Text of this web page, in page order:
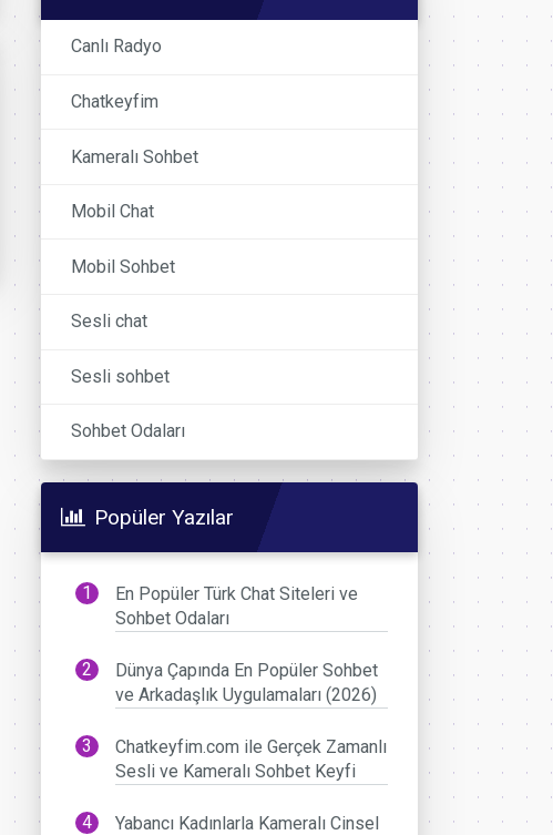
Canlı Radyo
Chatkeyfim
Kameralı Sohbet
Mobil Chat
Mobil Sohbet
Sesli chat
Sesli sohbet
Sohbet Odaları
Popüler Yazılar
En Popüler Türk Chat Siteleri ve
Sohbet Odaları
Dünya Çapında En Popüler Sohbet
ve Arkadaşlık Uygulamaları (2026)
Chatkeyfim.com ile Gerçek Zamanlı
Sesli ve Kameralı Sohbet Keyfi
Yabancı Kadınlarla Kameralı Cinsel